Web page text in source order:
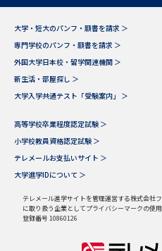
併願校選び
先輩が入学を決めた理由
学問発見
大学で学びたい学問発見
大学・短大のパンフ・願書を請求 ＞
専門学校のパンフ・願書を請求 ＞
外国大学日本校・留学関連機関 ＞
新生活・部屋探し ＞
大学入学共通テスト「受験案内」 ＞
高等学校卒業程度認定試験 ＞
小学校教員資格認定試験 ＞
テレメールお支払いサイト ＞
大学進学IDについて ＞
テレメール進学サイトを管理運営する株式会社
に取り扱う企業としてプライバシーマークの使
登録番号 10860126